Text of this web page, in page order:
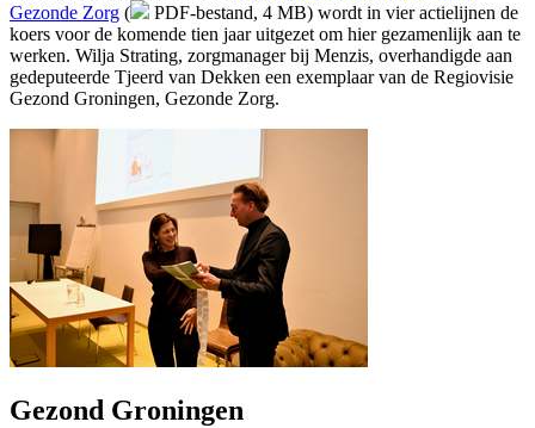
Gezonde Zorg ( PDF-bestand, 4 MB) wordt in vier actielijnen de
koers voor de komende tien jaar uitgezet om hier gezamenlijk aan te
werken. Wilja Strating, zorgmanager bij Menzis, overhandigde aan
gedeputeerde Tjeerd van Dekken een exemplaar van de Regiovisie
Gezond Groningen, Gezonde Zorg.
Gezond Groningen